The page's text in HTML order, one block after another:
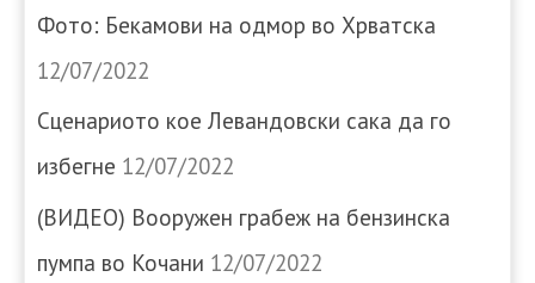
Фото: Бекамови на одмор во Хрватска
12/07/2022
Сценариото кое Левандовски сака да го
избегне 12/07/2022
(ВИДЕО) Вооружен грабеж на бензинска
пумпа во Кочани 12/07/2022